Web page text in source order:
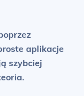
aplikacje
szybciej